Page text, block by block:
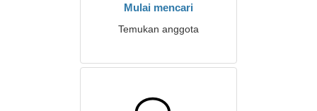
Mulai mencari
Temukan anggota